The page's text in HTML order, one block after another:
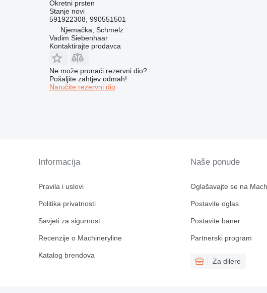
Okretni prsten
Stanjenovi
591922308, 990551501
Njemačka, Schmelz
Vadim Siebenhaar
Kontaktirajte prodavca
Ne može pronaći rezervni dio?
Pošaljite zahtjev odmah!
Naručite rezervni dio
Informacija
Pravila i uslovi
Politika privatnosti
Savjeti za sigurnost
Recenzije o Machineryline
Katalog brendova
Naše ponude
Oglašavajte se na
Postavite oglas
Postavite baner
Partnerski program
Za dilere